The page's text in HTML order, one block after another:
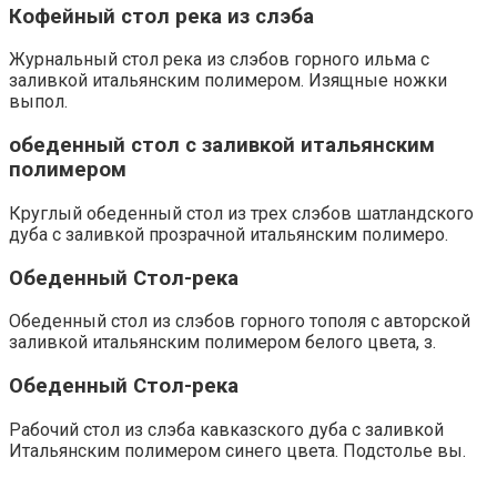
Кофейный стол река из слэба
Журнальный стол река из слэбов горного ильма с
заливкой итальянским полимером. Изящные ножки
выпол.
обеденный стол с заливкой итальянским
полимером
Круглый обеденный стол из трех слэбов шатландского
дуба с заливкой прозрачной итальянским полимеро.
Обеденный Стол-река
Обеденный стол из слэбов горного тополя с авторской
заливкой итальянским полимером белого цвета, з.
Обеденный Стол-река
Рабочий стол из слэба кавказского дуба с заливкой
Итальянским полимером синего цвета. Подстолье вы.